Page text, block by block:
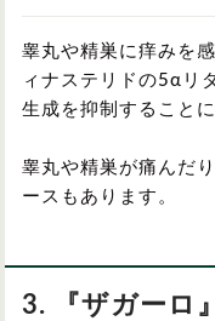
睾丸や精巣に痒みを
ィナステリドの5αリ
生成を抑制すること
睾丸や精巣が痛んだ
ースもあります。
3. 『ザガーロ